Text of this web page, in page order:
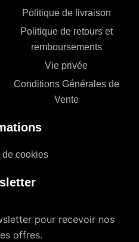
Politique de livraison
Politique de retours et
remboursements
Vie privée
Conditions Générales de
Vente
de cookies
pour recevoir nos
offres.